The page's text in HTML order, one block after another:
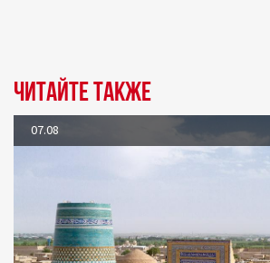
Читайте также
07.08